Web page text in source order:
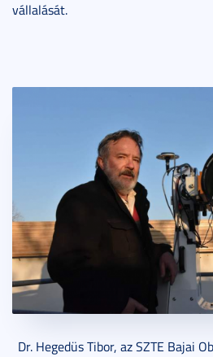
vállalását.
Dr. Hegedüs Tibor, az SZTE Bajai